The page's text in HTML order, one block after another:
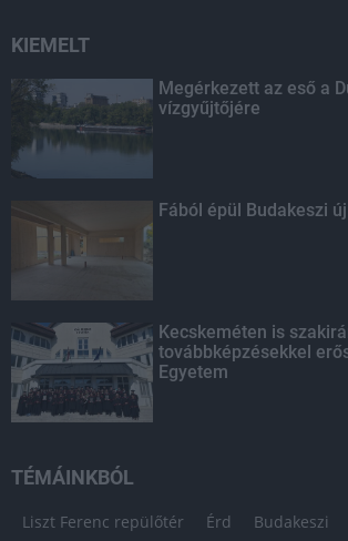
KIEMELT
Megérkezett az eső a
vízgyűjtőjére
Fából épül Budakeszi
Kecskeméten is
továbbképzésekkel
Egyetem
TÉMÁINKBÓL
Liszt Ferenc repülőtér Érd Budakeszi